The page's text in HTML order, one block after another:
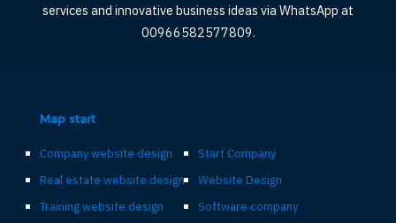
services and innovative business ideas via WhatsApp at
00966582577809.
Map start
Start Company
Website Design
Software company
Company website design
Real estate website design
Training website design